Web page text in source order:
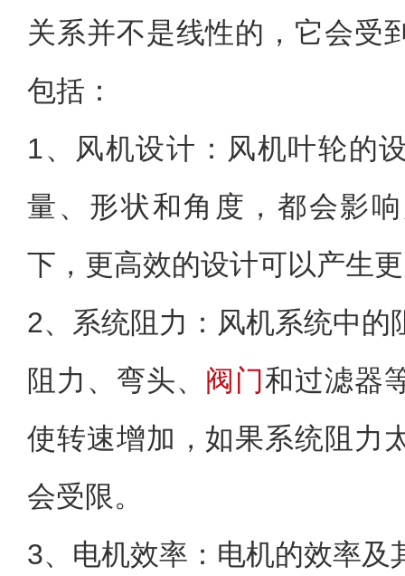
关系并不是线性的，它会受
包括：
1、风机设计：风机叶轮的
量、形状和角度，都会影
下，更高效的设计可以产生
2、系统阻力：风机系统中的
阻力、弯头、 阀门和过滤器
使转速增加，如果系统阻力
会受限。
3、电机效率：电机的效率及